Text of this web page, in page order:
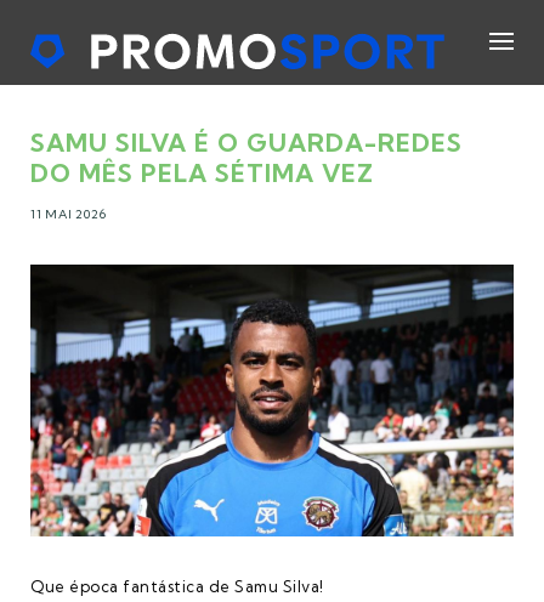
SAMU SILVA É O GUARDA-REDES
DO MÊS PELA SÉTIMA VEZ
11 MAI 2026
Que época fantástica de Samu Silva!